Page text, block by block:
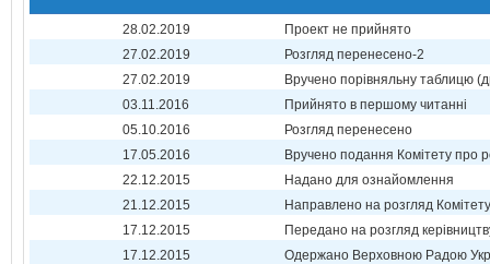
28.02.2019
Проект не прийнято
27.02.2019
Розгляд перенесено-2
27.02.2019
Вручено порівняльну таблицю
03.11.2016
Прийнято в першому читанні
05.10.2016
Розгляд перенесено
17.05.2016
Вручено подання Комітету про
22.12.2015
Надано для ознайомлення
21.12.2015
Направлено на розгляд Комітету
17.12.2015
Передано на розгляд
17.12.2015
Одержано Верховною Радою